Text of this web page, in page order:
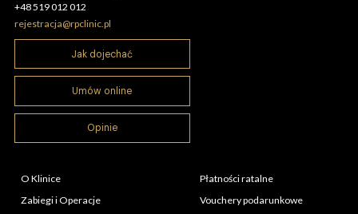
+48 519 012 012
rejestracja@rpclinic.pl
Jak dojechać
Umów online
Opinie
O Klinice
Zabiegi i Operacje
Płatności ratalne
Vouchery podarunkowe